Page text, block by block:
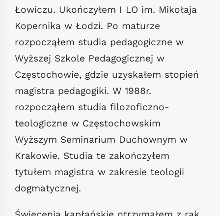
Łowiczu. Ukończyłem I LO im. Mikołaja
Kopernika w Łodzi. Po maturze
rozpocząłem studia pedagogiczne w
Wyższej Szkole Pedagogicznej w
Częstochowie, gdzie uzyskałem stopień
magistra pedagogiki. W 1988r.
rozpocząłem studia filozoficzno-
teologiczne w Częstochowskim
Wyższym Seminarium Duchownym w
Krakowie. Studia te zakończyłem
tytułem magistra w zakresie teologii
dogmatycznej.